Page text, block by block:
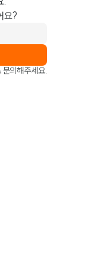
요?
문의해주세요.